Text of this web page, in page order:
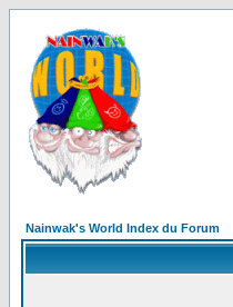
Nainwak's World Index du Forum